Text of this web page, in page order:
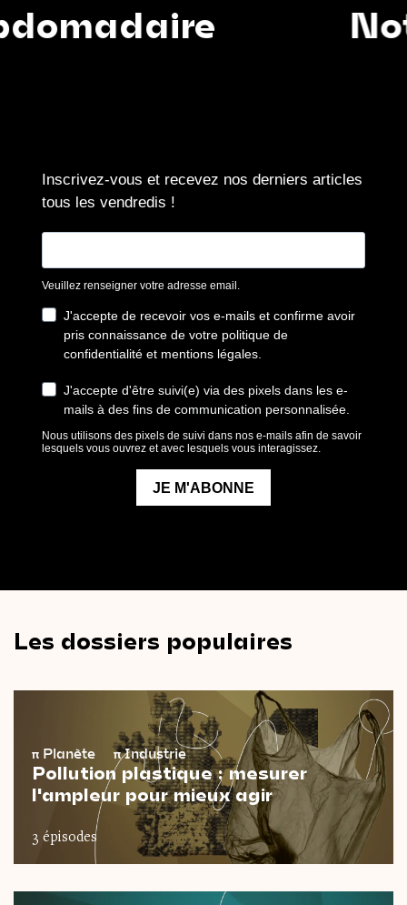
Notre
Les dossiers populaires
π Planète πIndustrie
Pollution plastique : mesurer
l'ampleur pour mieux agir
3 épisodes